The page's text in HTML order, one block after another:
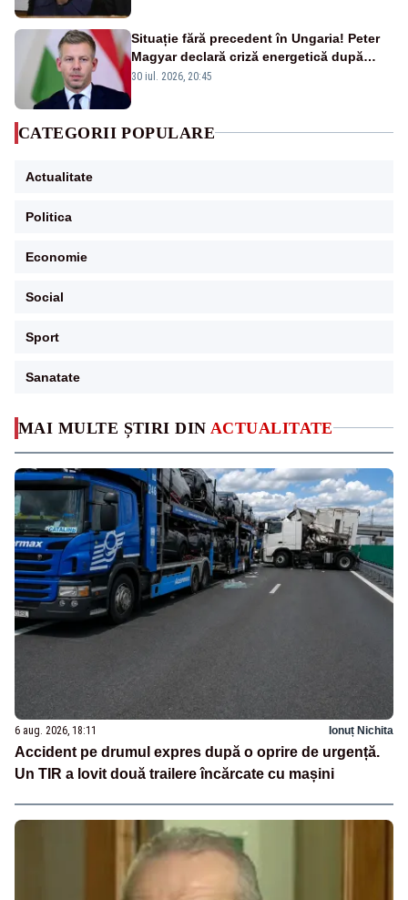
MAI MULTE ȘTIRI DIN ACTUALITATE
6 aug. 2026, 18:11 Ionuț Nichita
Accident pe drumul expres după o oprire de urgență.
Un TIR a lovit două trailere încărcate cu mașini
Situație fără precedent în Ungaria! Peter
Magyar declară criză energetică după
oprirea centralei de la Paks
30 iul. 2026, 20:45
CATEGORII POPULARE
Actualitate
Politica
Economie
Social
Sport
Sanatate